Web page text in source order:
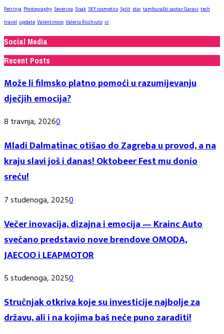
Petrinja Photography Severina Sisak SKY cosmetics Split star tamburaški sastav Garavi tech
travel update Valentinovo Valerio Ricchiuto vr
Social Media
Recent Posts
Može li filmsko platno pomoći u razumijevanju
dječjih emocija?
8 travnja, 20260
Mladi Dalmatinac otišao do Zagreba u provod, a na
kraju slavi još i danas! Oktobeer Fest mu donio
sreću!
7 studenoga, 20250
Večer inovacija, dizajna i emocija — Krainc Auto
svečano predstavio nove brendove OMODA,
JAECOO i LEAPMOTOR
5 studenoga, 20250
Stručnjak otkriva koje su investicije najbolje za
državu, ali i na kojima baš neće puno zaraditi!